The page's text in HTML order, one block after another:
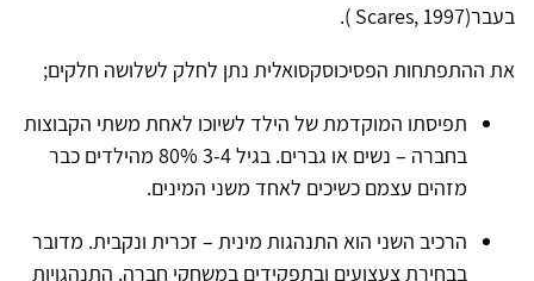
בעבר(Scares, 1997
).
את ההתפתחות הפסיכוסקסואלית נתן לחלק לשלושה חלקים;
תפיסתו המוקדמת של הילד לשיוכו לאחת משתי הקבוצות
בחברה – נשים או גברים. בגיל 3-4 80% מהילדים כבר
מזהים עצמם כשיכים לאחד משני המינים.
הרכיב השני הוא התנהגות מינית – זכרית ונקבית. מדובר
בבחירת צעצועים ובתפקידים במשחקי חברה. התנהגויות